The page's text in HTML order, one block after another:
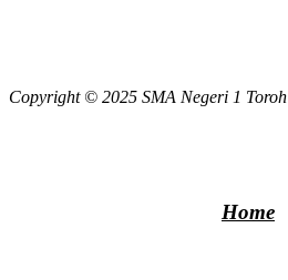
Copyright © 2025 SMA Negeri 1 Toroh
Home